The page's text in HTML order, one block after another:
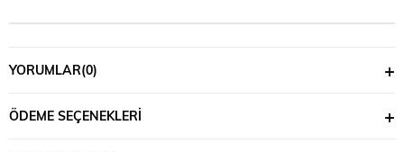
YORUMLAR(0)
ÖDEME SEÇENEKLERI